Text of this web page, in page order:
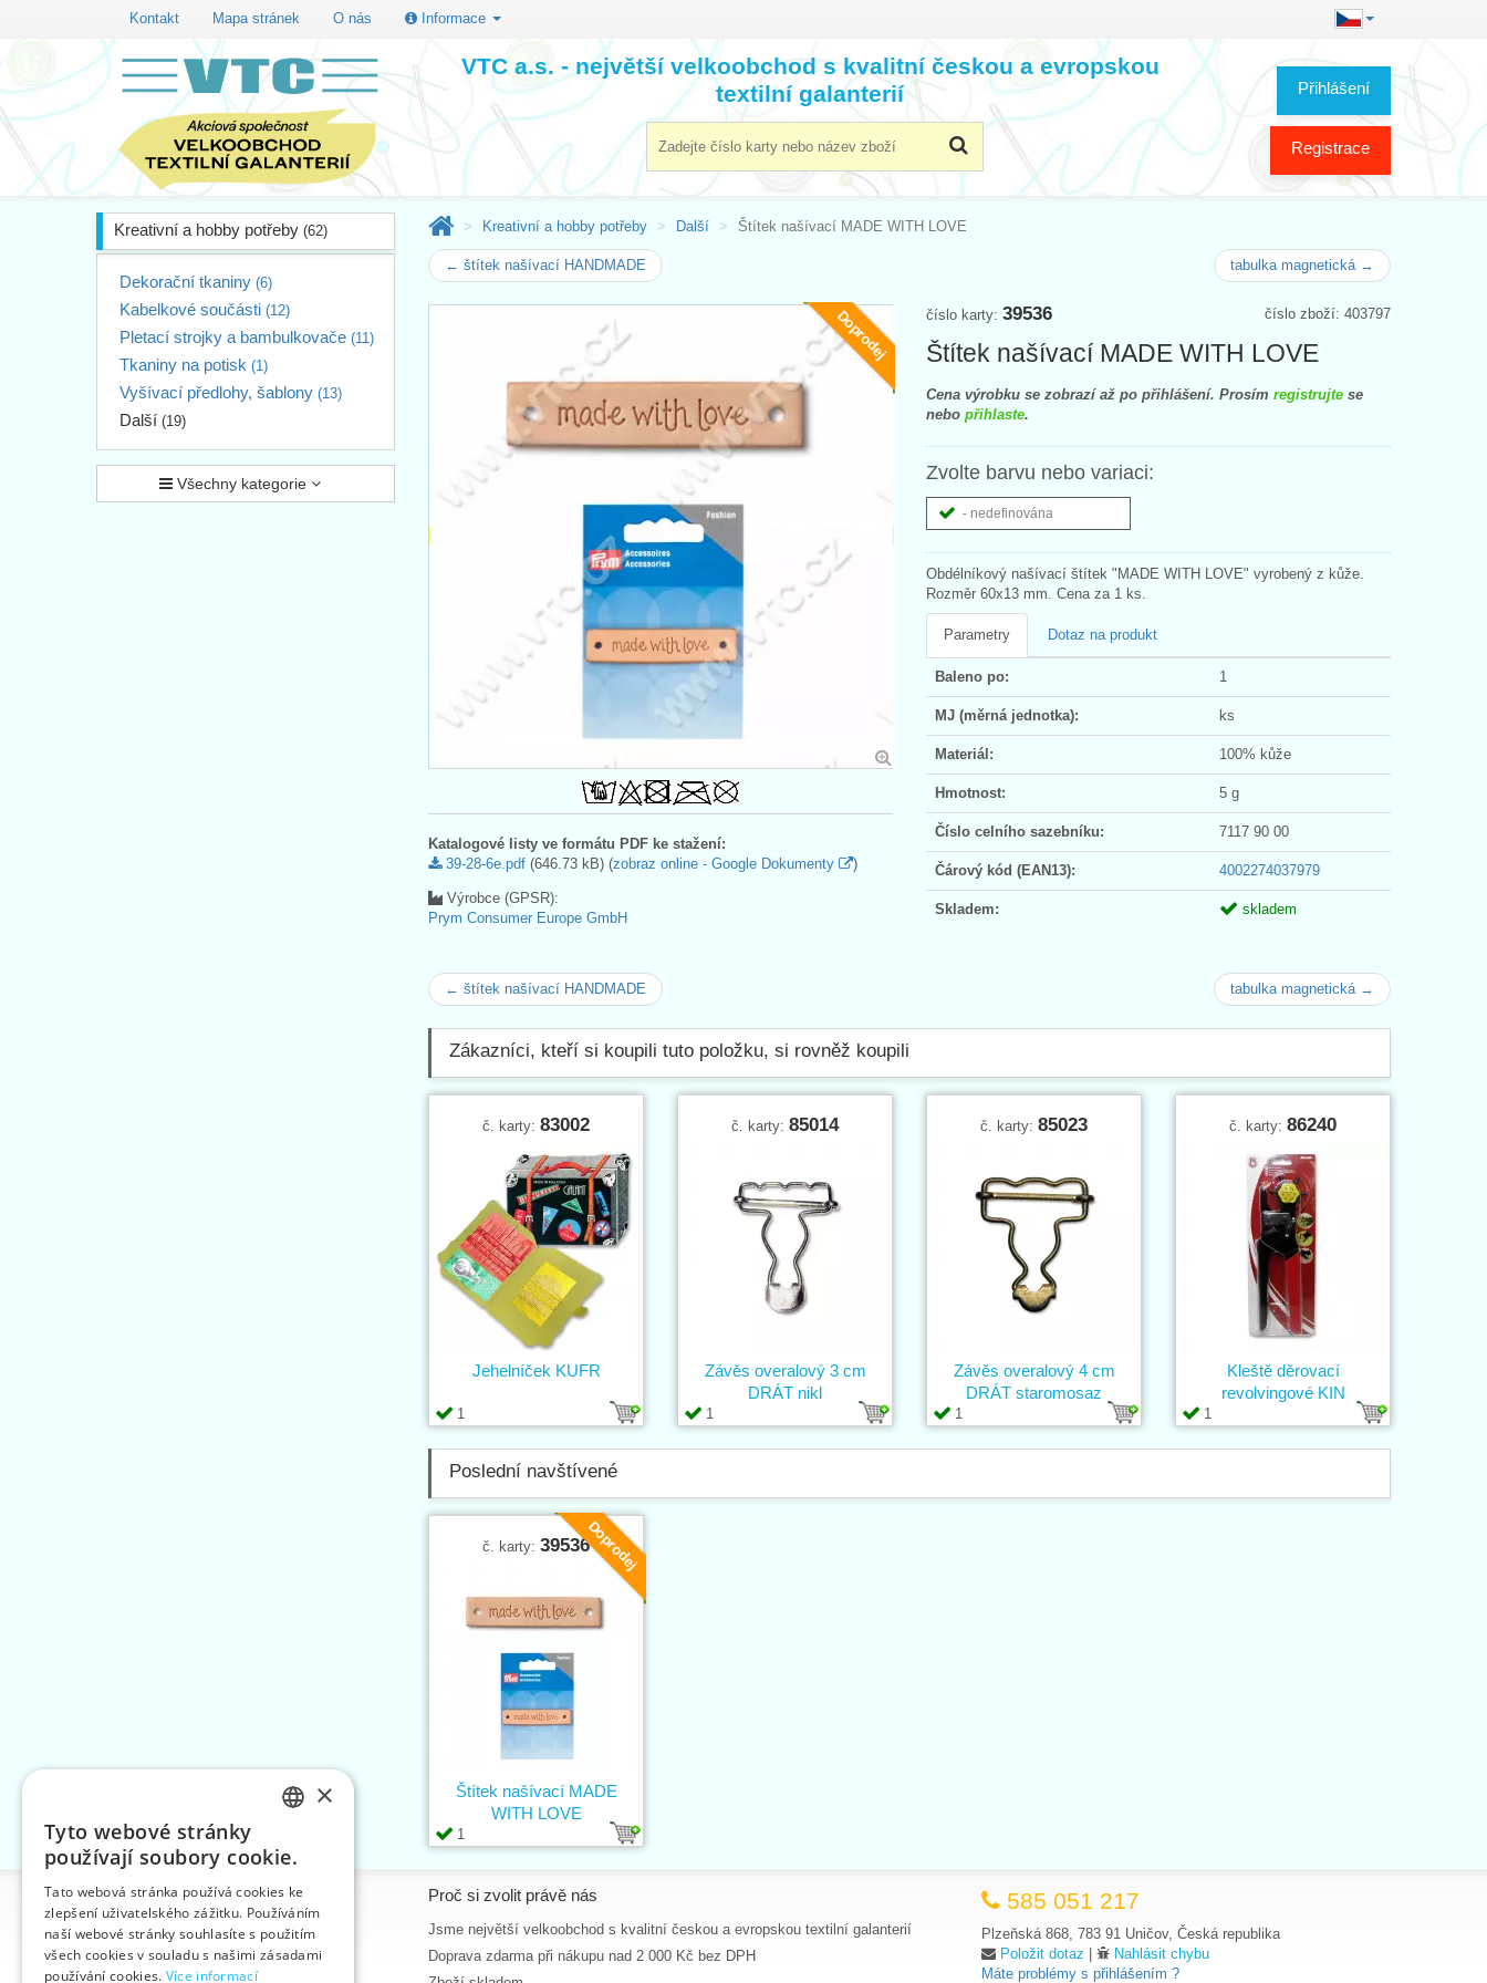
Kontakt Mapa stránek O nás Informace
Přihlášení
Registrace
VTC a.s. - největší velkoobchod s kvalitní českou a evropskou
textilní galanterií
Kreativní a hobby potřeby (62)
Dekorační tkaniny (6)
Kabelkové součásti (12)
Pletací strojky a bambulkovače (11)
Tkaniny na potisk (1)
Vyšívací předlohy, šablony (13)
Další (19)
Všechny kategorie
Kreativní a hobby potřeby Další Štítek našívací MADE WITH LOVE
← štítek našívací HANDMADE tabulka magnetická →
Doprodej číslo zboží: 403797
číslo karty: 39536
Štítek našívací MADE WITH LOVE
Cena výrobku se zobrazí až po přihlášení. Prosím registrujte se
nebo přihlaste.
Zvolte barvu nebo variaci:
- nedefinována
Obdélníkový našívací štítek "MADE WITH LOVE" vyrobený z kůže.
Rozměr 60x13 mm. Cena za 1 ks.
Parametry Dotaz na produkt
Baleno po: 1
MJ (měrná jednotka): ks
Materiál: 100% kůže
Hmotnost: 5 g
Číslo celního sazebníku: 7117 90 00
Čárový kód (EAN13): 4002274037979
Skladem: skladem
Katalogové listy ve formátu PDF ke stažení:
39-28-6e.pdf (646.73 kB) (zobraz online - Google Dokumenty )
Výrobce (GPSR):
Prym Consumer Europe GmbH
← štítek našívací HANDMADE tabulka magnetická →
Zákazníci, kteří si koupili tuto položku, si rovněž koupili
č. karty: 83002
1
Jehelníček KUFR
č. karty: 85014
1
Závěs overalový 3 cm
DRÁT nikl
č. karty: 85023
1
Závěs overalový 4 cm
DRÁT staromosaz
č. karty: 86240
1
Kleště děrovací
revolvingové KIN
Poslední navštívené
Doprodej
č. karty: 39536
1
Štítek našívací MADE
WITH LOVE
Informace
Úvodní strana
Kontakt
Proč si zvolit právě nás
Jsme největší velkoobchod s kvalitní českou a evropskou textilní galanterií
Doprava zdarma při nákupu nad 2 000 Kč bez DPH
585 051 217
Plzeňská 868, 783 91 Uničov, Česká republika
Položit dotaz |
Nahlásit chybu
Máte problémy s přihlášením ?
ENGLISH
GERMAN
×
Tyto webové stránky
používají soubory cookie.
Tato webová stránka používá cookies ke
zlepšení uživatelského zážitku. Používáním
naší webové stránky souhlasíte s použitím
všech cookies v souladu s našimi zásadami
používání cookies. Více informací